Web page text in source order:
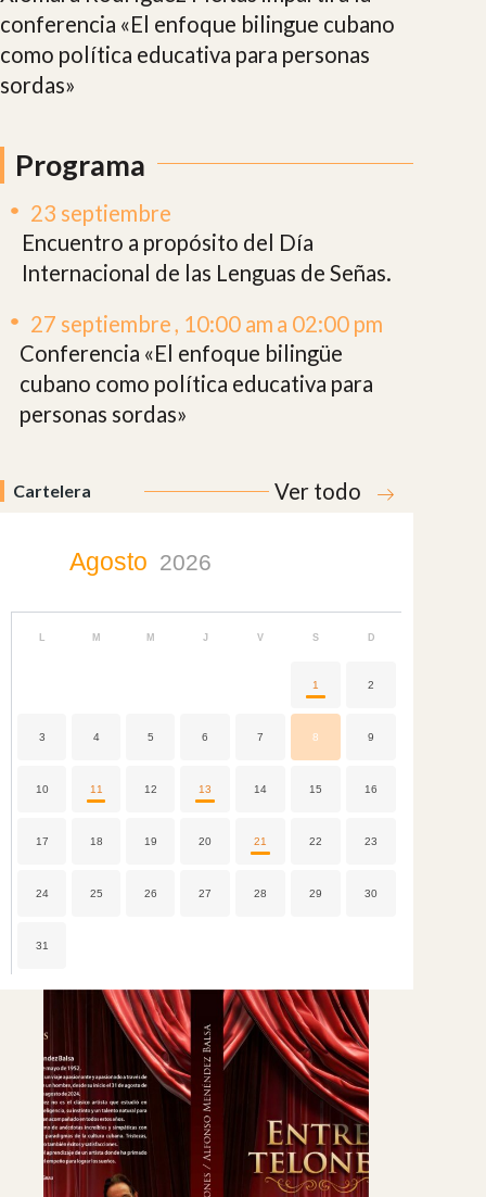
conferencia «El enfoque bilingue cubano
como política educativa para personas
sordas»
Programa
23 septiembre
Encuentro a propósito del Día
Internacional de las Lenguas de Señas.
27 septiembre, 10:00 am a 02:00 pm
Conferencia «El enfoque bilingüe
cubano como política educativa para
personas sordas»
Cartelera Ver todo
Agosto 2026
L M M J V S D
1 2
3 4 5 6 7 8 9
10 11 12 13 14 15 16
17 18 19 20 21 22 23
24 25 26 27 28 29 30
31